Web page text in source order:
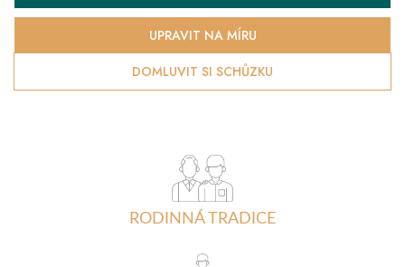
cena:
DOMLUVIT SI SCHŮZKU
UPRAVIT NA MÍRU
RODINNÁ TRADICE